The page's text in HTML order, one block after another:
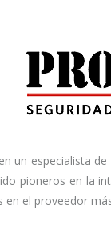
un especialista
pioneros en
el proveedor